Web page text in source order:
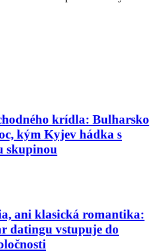
krídla: Bulharsko
kým Kyjev hádka s
skupinou
ani klasická romantika:
datingu vstupuje do